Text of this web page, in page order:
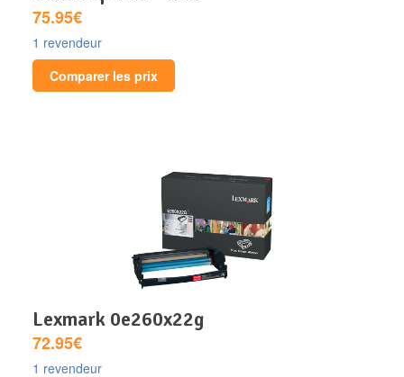
75.95€
1 revendeur
Comparer les prix
lexmark 0e260x22g
72.95€
1 revendeur